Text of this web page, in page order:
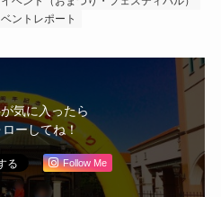
ントレポート
気に入ったら
ーしてね！
Follow Me